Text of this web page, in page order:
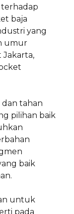
baja
yang
umur
Jakarta,
dan tahan
pilihan baik
baik
untuk
pada